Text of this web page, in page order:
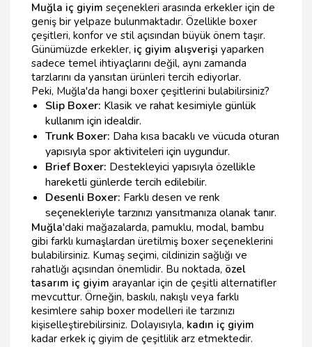
Muğla iç giyim seçenekleri arasında erkekler için de
geniş bir yelpaze bulunmaktadır. Özellikle boxer
çeşitleri, konfor ve stil açısından büyük önem taşır.
Günümüzde erkekler, iç giyim alışverişi yaparken
sadece temel ihtiyaçlarını değil, aynı zamanda
tarzlarını da yansıtan ürünleri tercih ediyorlar.
Peki, Muğla'da hangi boxer çeşitlerini bulabilirsiniz?
Slip Boxer: Klasik ve rahat kesimiyle günlük
kullanım için idealdir.
Trunk Boxer: Daha kısa bacaklı ve vücuda oturan
yapısıyla spor aktiviteleri için uygundur.
Brief Boxer: Destekleyici yapısıyla özellikle
hareketli günlerde tercih edilebilir.
Desenli Boxer: Farklı desen ve renk
seçenekleriyle tarzınızı yansıtmanıza olanak tanır.
Muğla'daki mağazalarda, pamuklu, modal, bambu
gibi farklı kumaşlardan üretilmiş boxer seçeneklerini
bulabilirsiniz. Kumaş seçimi, cildinizin sağlığı ve
rahatlığı açısından önemlidir. Bu noktada, özel
tasarım iç giyim arayanlar için de çeşitli alternatifler
mevcuttur. Örneğin, baskılı, nakışlı veya farklı
kesimlere sahip boxer modelleri ile tarzınızı
kişiselleştirebilirsiniz. Dolayısıyla, kadın iç giyim
kadar erkek iç giyim de çeşitlilik arz etmektedir.